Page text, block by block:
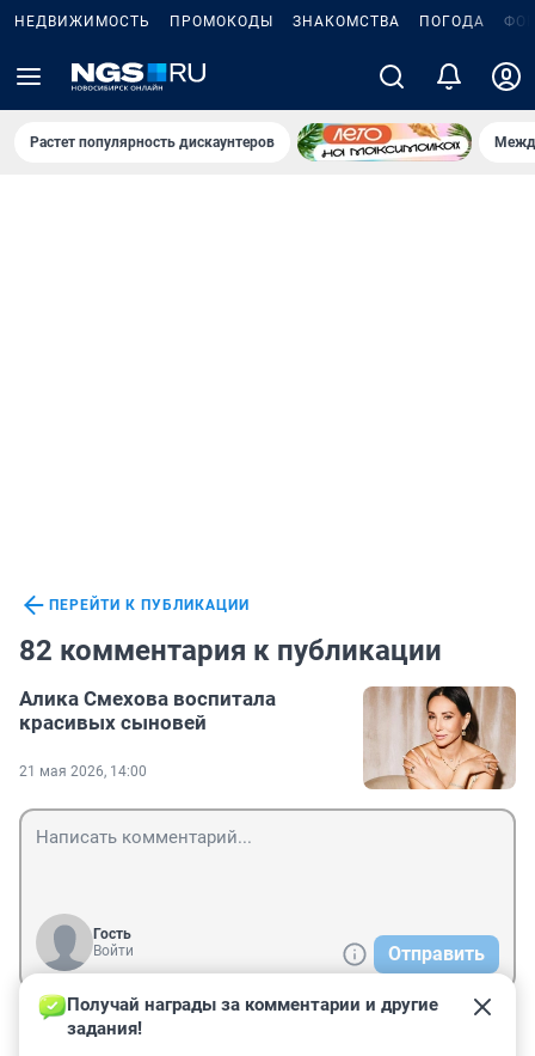
НЕДВИЖИМОСТЬ ПРОМОКОДЫ ЗНАКОМСТВА ПОГОДА
Растет популярность дискаунтеров
ПЕРЕЙТИ К ПУБЛИКАЦИИ
82 комментария к публикации
Алика Смехова воспитала
красивых сыновей
21 мая 2026, 14:00
Гость
Войти
Отправить
Гость
Получай награды за комментарии и другие
задания!